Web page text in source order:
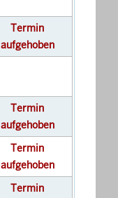
Termin
aufgehoben
Termin
aufgehoben
Termin
aufgehoben
Termin